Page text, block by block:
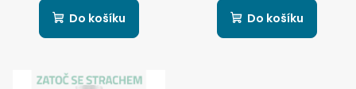
Do košíku Do košíku